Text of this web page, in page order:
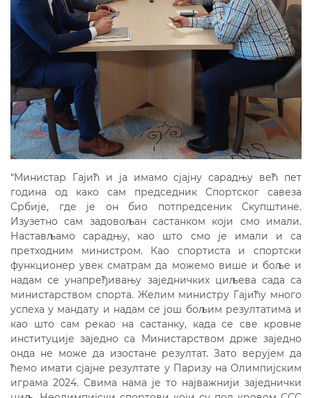
“Министар Гајић и ја имамо сјајну сарадњу већ пет
година од како сам председник Спортског савеза
Србије, где је он био потпредсеник Скупштине.
Изузетно сам задовољан састанком који смо имали.
Настављамо сарадњу, као што смо је имали и са
претходним министром. Као спортиста и спортски
функционер увек сматрам да можемо више и боље и
надам се унапређивању заједничких циљева сада са
министарством спорта. Желим министру Гајићу много
успеха у мандату и надам се још бољим резултатима и
као што сам рекао на састанку, када се све кровне
институције заједно са Министарством држе заједно
онда не може да изостане резултат. Зато верујем да
ћемо имати сјајне резултате у Паризу на Олимпијским
играма 2024. Свима нама је то најважнији заједнички